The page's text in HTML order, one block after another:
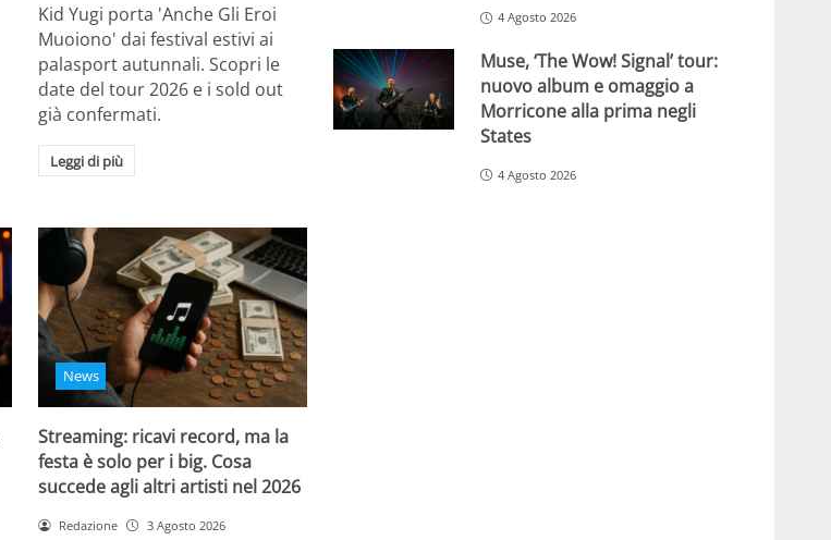
Kid Yugi porta 'Anche Gli Eroi
Muoiono' dai festival estivi ai
palasport autunnali. Scopri le
date del tour 2026 e i sold out
già confermati.
Leggi di più
News
Streaming: ricavi record, ma la
festa è solo per i big. Cosa
succede agli altri artisti nel 2026
Redazione 3 Agosto 2026
4 Agosto 2026
Muse, ‘The Wow! Signal’ tour:
nuovo album e omaggio a
Morricone alla prima negli
States
4 Agosto 2026